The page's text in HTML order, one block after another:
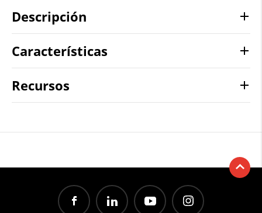
Descripción
Características
Recursos